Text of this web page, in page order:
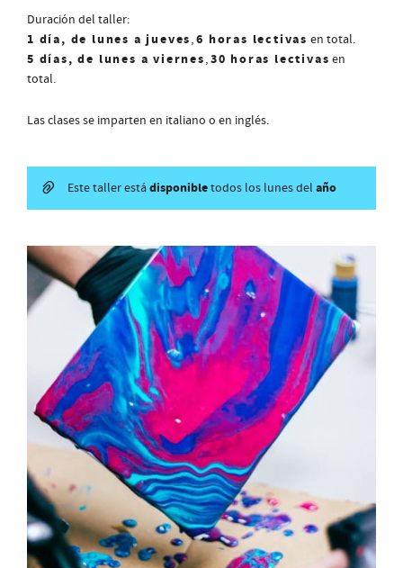
Duración del taller:
1 día, de lunes a jueves,6 horas lectivas en total.
5 días, de lunes a viernes,30 horas lectivas en
total.
Las clases se imparten en italiano o en inglés.
Este taller estádisponibletodos los lunes del año